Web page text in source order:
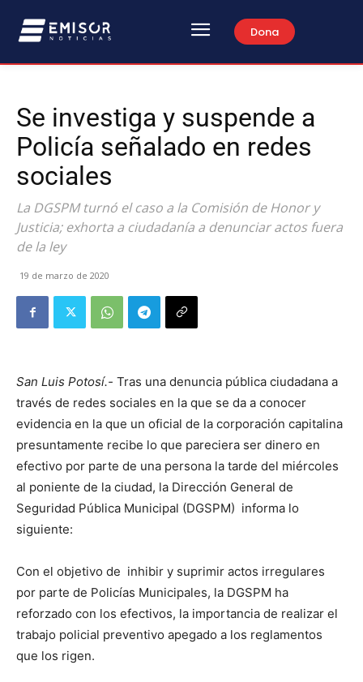
Dona
Se investiga y suspende a
Policía señalado en redes
sociales
La DGSPM turnó el caso a la Comisión de Honor y
Justicia; exhorta a ciudadanía a denunciar actos fuera
de la ley
19 de marzo de 2020
San Luis Potosí.- Tras una denuncia pública ciudadana a
través de redes sociales en la que se da a conocer
evidencia en la que un oficial de la corporación capitalina
presuntamente recibe lo que pareciera ser dinero en
efectivo por parte de una persona la tarde del miércoles
al poniente de la ciudad, la Dirección General de
Seguridad Pública Municipal (DGSPM) informa lo
siguiente:
Con el objetivo de inhibir y suprimir actos irregulares
por parte de Policías Municipales, la DGSPM ha
reforzado con los efectivos, la importancia de realizar el
trabajo policial preventivo apegado a los reglamentos
que los rigen.